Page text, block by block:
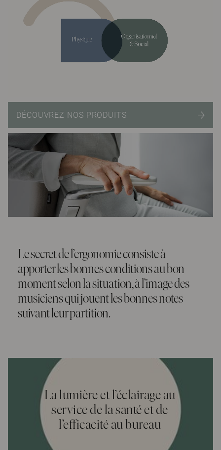
DÉCOUVREZ NOS PRODUITS
Le secret de l’ergonomie consiste à
apporter les bonnes conditions au bon
moment selon la situation, à l’image des
musiciens qui jouent les bonnes notes
suivant leur partition.
La lumière et l’éclairage au
service de la santé et de
l’efficacité au bureau